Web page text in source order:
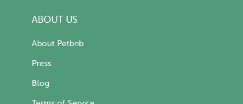
ABOUT US
About Petbnb
Press
Blog